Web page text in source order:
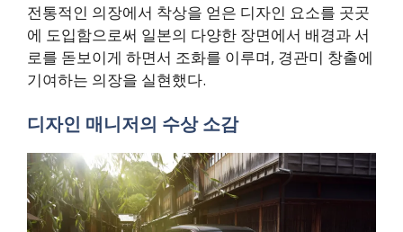
전통적인 의장에서 착상을 얻은 디자인 요소를 곳곳
에 도입함으로써 일본의 다양한 장면에서 배경과 서
로를 돋보이게 하면서 조화를 이루며, 경관미 창출에
기여하는 의장을 실현했다.
디자인 매니저의 수상 소감